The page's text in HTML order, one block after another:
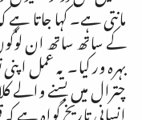
مانتی ہے۔ کہا جاتا
کے ساتھ ساتھ ان
بہرہ ور کیا۔ یہ عمل
چترال میں بسنے
انسانی تاریخ گواہ ہے